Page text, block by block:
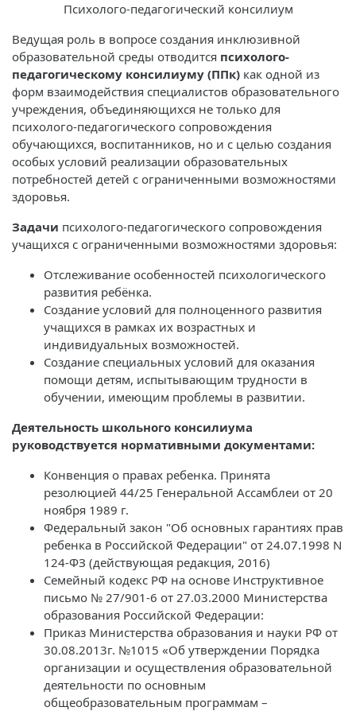
Психолого-педагогический консилиум
Ведущая роль в вопросе создания инклюзивной
образовательной среды отводится психолого-
педагогическому консилиуму (ППк) как одной из
форм взаимодействия специалистов образовательного
учреждения, объединяющихся не только для
психолого-педагогического сопровождения
обучающихся, воспитанников, но и с целью создания
особых условий реализации образовательных
потребностей детей с ограниченными возможностями
здоровья.
Задачи психолого-педагогического сопровождения
учащихся с ограниченными возможностями здоровья:
Отслеживание особенностей психологического
развития ребёнка.
Создание условий для полноценного развития
учащихся в рамках их возрастных и
индивидуальных возможностей.
Создание специальных условий для оказания
помощи детям, испытывающим трудности в
обучении, имеющим проблемы в развитии.
Деятельность школьного консилиума
руководствуется нормативными документами:
Конвенция о правах ребенка. Принята
резолюцией 44/25 Генеральной Ассамблеи от 20
ноября 1989 г.
Федеральный закон "Об основных гарантиях прав
ребенка в Российской Федерации" от 24.07.1998 N
124-ФЗ (действующая редакция, 2016)
Семейный кодекс РФ на основе Инструктивное
письмо № 27/901-6 от 27.03.2000 Министерства
образования Российской Федерации:
Приказ Министерства образования и науки РФ от
30.08.2013г. №1015 «Об утверждении Порядка
организации и осуществления образовательной
деятельности по основным
общеобразовательным программам –